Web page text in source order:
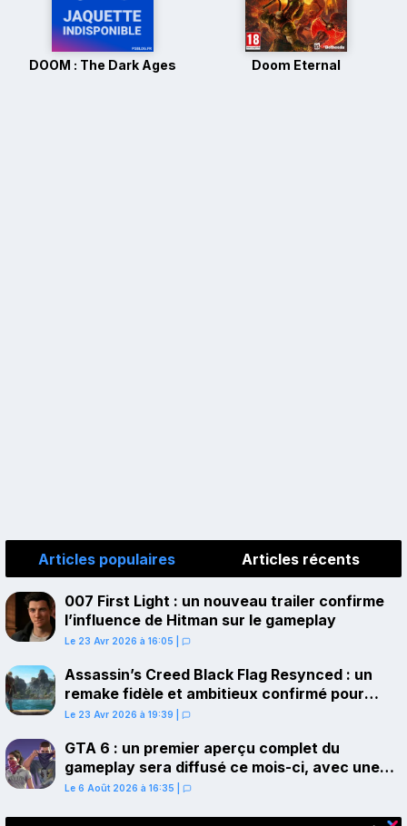
DOOM : The Dark Ages Doom Eternal
Articles populaires Articles récents
007 First Light : un nouveau trailer confirme
l’influence de Hitman sur le gameplay
Le 23 Avr 2026 à 16:05
Assassin’s Creed Black Flag Resynced : un
remake fidèle et ambitieux confirmé pour
juillet sur PS5
Le 23 Avr 2026 à 19:39
GTA 6 : un premier aperçu complet du
gameplay sera diffusé ce mois-ci, avec une
avant-première sur Netflix
Le 6 Août 2026 à 16:35